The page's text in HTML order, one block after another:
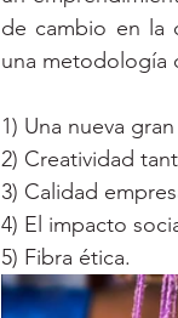
de cambio en la
una metodología
1) Una nueva
2) Creatividad
3) Calidad
4) El impacto
5) Fibra ética.